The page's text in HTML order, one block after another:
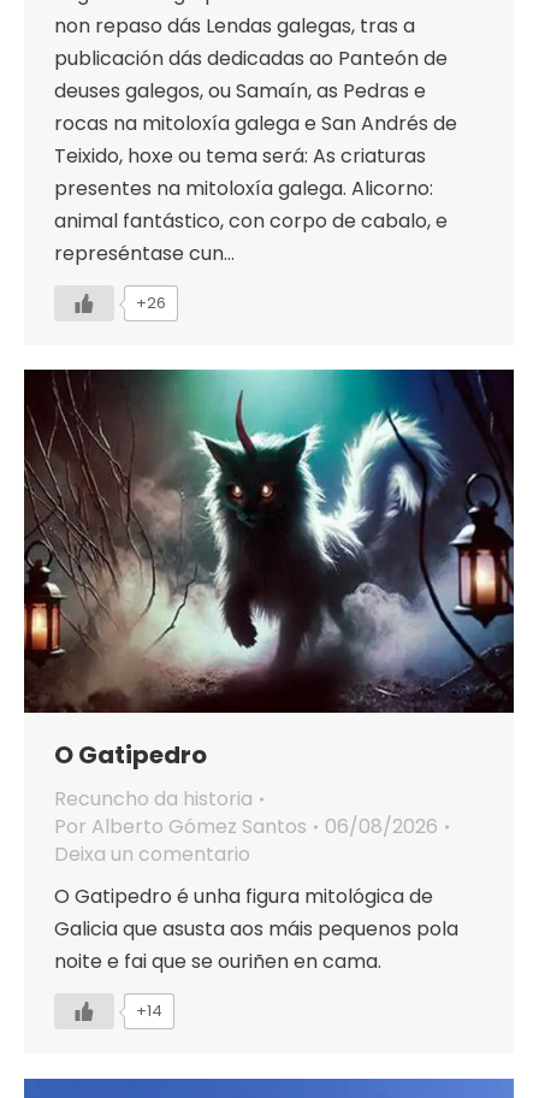
non repaso dás Lendas galegas, tras a
publicación dás dedicadas ao Panteón de
deuses galegos, ou Samaín, as Pedras e
rocas na mitoloxía galega e San Andrés de
Teixido, hoxe ou tema será: As criaturas
presentes na mitoloxía galega. Alicorno:
animal fantástico, con corpo de cabalo, e
represéntase cun…
+26
O Gatipedro
Recuncho da historia
Por Alberto Gómez Santos
06/08/2026
Deixa un comentario
O Gatipedro é unha figura mitológica de
Galicia que asusta aos máis pequenos pola
noite e fai que se ouriñen en cama.
+14